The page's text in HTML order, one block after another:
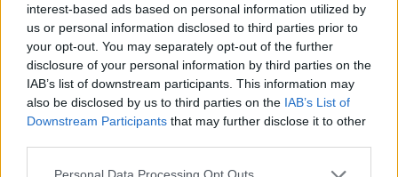
interest-based ads based on personal information utilized by
us or personal information disclosed to third parties prior to
your opt-out. You may separately opt-out of the further
disclosure of your personal information by third parties on the
IAB’s list of downstream participants. This information may
also be disclosed by us to third parties on the IAB’s List of
Downstream Participants that may further disclose it to other
Ειδικό Χωροταξικό Πλαίσιο για τον Τουρισμό:
Στρατηγικό εργαλείο για βιώσιμη τουριστική
ανάπτυξη
07/08/2026 - 10:43 ΠΟΛΙΤΙΚΗ
ΣΤΑΣΥ: 29,4 χλμ. νέων σιδηροτροχιών στο Μετρό
της Αθήνας - Στο τελικό στάδιο το μεγαλύτερο έργο
αναβάθμισης
07/08/2026 - 10:28 ΕΠΙΧΕΙΡΗΣΕΙΣ